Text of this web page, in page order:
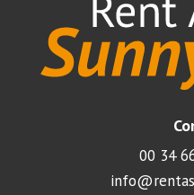
00 34